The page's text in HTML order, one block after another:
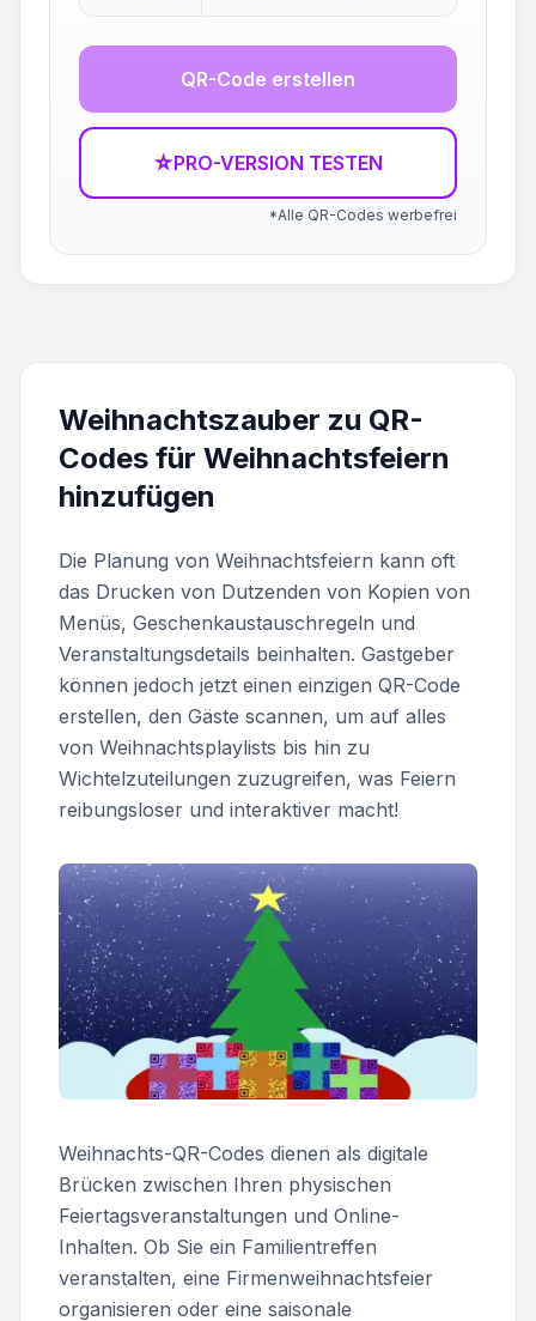
QR-Code erstellen
☆PRO-VERSION TESTEN
*Alle QR-Codes werbefrei
Weihnachtszauber zu QR-
Codes für Weihnachtsfeiern
hinzufügen
Die Planung von Weihnachtsfeiern kann oft
das Drucken von Dutzenden von Kopien von
Menüs, Geschenkaustauschregeln und
Veranstaltungsdetails beinhalten. Gastgeber
können jedoch jetzt einen einzigen QR-Code
erstellen, den Gäste scannen, um auf alles
von Weihnachtsplaylists bis hin zu
Wichtelzuteilungen zuzugreifen, was Feiern
reibungsloser und interaktiver macht!
Weihnachts-QR-Codes dienen als digitale
Brücken zwischen Ihren physischen
Feiertagsveranstaltungen und Online-
Inhalten. Ob Sie ein Familientreffen
veranstalten, eine Firmenweihnachtsfeier
organisieren oder eine saisonale